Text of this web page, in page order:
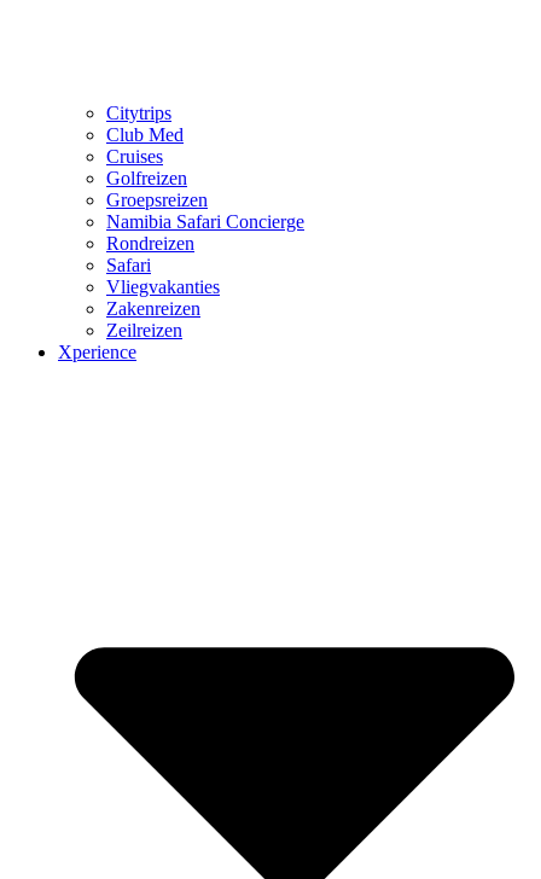
Citytrips
Club Med
Cruises
Golfreizen
Groepsreizen
Namibia Safari Concierge
Rondreizen
Safari
Vliegvakanties
Zakenreizen
Zeilreizen
Xperience